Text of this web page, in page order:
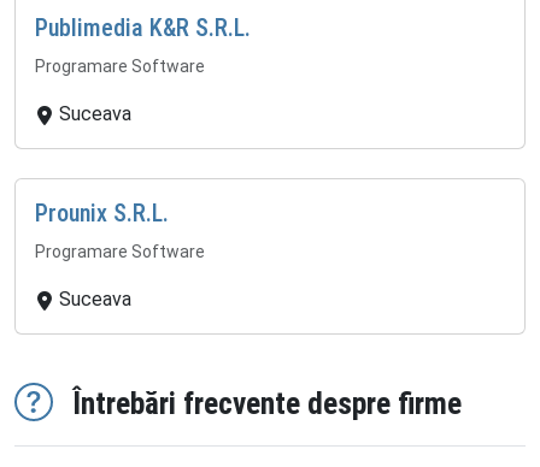
Publimedia K&R S.R.L.
Programare Software
Suceava
Prounix S.R.L.
Programare Software
Suceava
Întrebări frecvente despre firme